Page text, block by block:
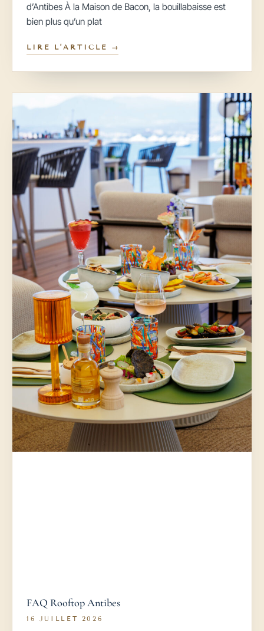
d’Antibes À la Maison de Bacon, la bouillabaisse est
bien plus qu’un plat
LIRE L’ARTICLE
FAQ Rooftop Antibes
16 JUILLET 2026